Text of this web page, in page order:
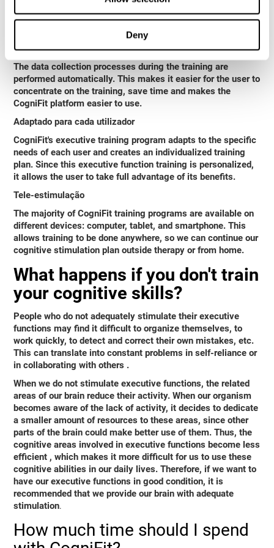
Deny
After each session, CogniFit will provide immediate
feedback that will help us to know if we are improving or
Progresso e evolução
The data collection processes during the training are
performed automatically. This makes it easier for the user to
concentrate on the training, save time and makes the
CogniFit platform easier to use.
Adaptado para cada utilizador
CogniFit's executive training program adapts to the specific
needs of each user and creates an individualized training
plan. Since this executive function training is personalized,
it allows the user to take full advantage of its benefits.
Tele-estimulação
The majority of CogniFit training programs are available on
different devices: computer, tablet, and smartphone. This
allows training to be done anywhere, so we can continue our
cognitive stimulation plan outside therapy or from home.
What happens if you don't train
your cognitive skills?
People who do not adequately stimulate their executive
functions may find it difficult to organize themselves, to
work quickly, to detect and correct their own mistakes, etc.
This can translate intoconstant problems in self-reliance or
in collaborating with others .
When we do not stimulate executive functions, the related
areas of our brain reduce their activity. When our organism
becomes aware of the lack of activity, it decides to dedicate
a smaller amount of resources to these areas, since other
parts of the brain could make better use of them. Thus,the
cognitive areas involved in executive functions become less
efficient , which makes it more difficult for us to use these
cognitive abilities in our daily lives. Therefore, if we want to
have our executive functions in good condition, it is
recommended that we provide our brain with adequate
stimulation.
How much time should I spend